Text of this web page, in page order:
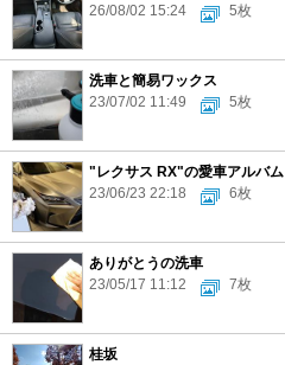
26/08/02 15:24
5枚
洗車と簡易ワックス
23/07/02 11:49
5枚
"レクサス RX"の愛車アルバム
23/06/23 22:18
6枚
ありがとうの洗車
23/05/17 11:12
7枚
桂坂